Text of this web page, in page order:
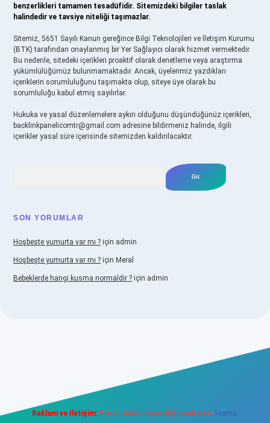
benzerlikleri tamamen tesadüfidir. Sitemizdeki bilgiler taslak
halindedir ve tavsiye niteliği taşımazlar.
Sitemiz, 5651 Sayılı Kanun gereğince Bilgi Teknolojileri ve İletişim Kurumu
(BTK) tarafından onaylanmış bir Yer Sağlayıcı olarak hizmet vermektedir.
Bu nedenle, sitedeki içerikleri proaktif olarak denetleme veya araştırma
yükümlülüğümüz bulunmamaktadır. Ancak, üyelerimiz yazdıkları
içeriklerin sorumluluğunu taşımakta olup, siteye üye olarak bu
sorumluluğu kabul etmiş sayılırlar.
Hukuka ve yasal düzenlemelere aykırı olduğunu düşündüğünüz içerikleri,
backlinkpanelicomtr@gmail.com adresine bildirmeniz halinde, ilgili
içerikler yasal süre içerisinde sitemizden kaldırılacaktır.
SON YORUMLAR
Hoşbeşte yumurta var mı ? için admin
Hoşbeşte yumurta var mı ? için Meral
Bebeklerde hangi kusma normaldir ? için admin
Reklam ve İletişim: E-mail: backlinkpaneli@gmail.com Teams: